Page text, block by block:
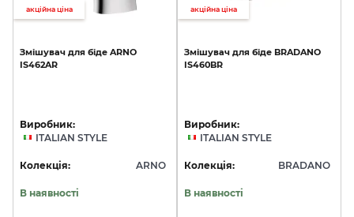
акційна ціна
Змішувач для біде ARNO
IS462AR
Виробник:
ITALIAN STYLE
Колекція: ARNO
В наявності
акційна ціна
Змішувач для біде BRADANO
IS460BR
Виробник:
ITALIAN STYLE
Колекція: BRADANO
В наявності